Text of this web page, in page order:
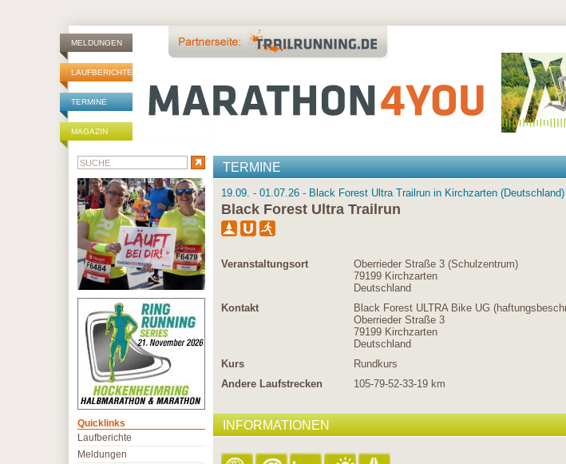
MELDUNGEN
LAUFBERICHTE
TERMINE
MAGAZIN
TERMINE
19.09. - 01.07.26 - Black Forest Ultra Trailrun in Kirchzarten (Deutschland)
Black Forest Ultra Trailrun
Veranstaltungsort
Oberrieder Straße 3 (Schulzentrum)
79199 Kirchzarten
Deutschland
Kontakt
Black Forest ULTRA Bike UG
Oberrieder Straße 3
79199 Kirchzarten
Deutschland
Kurs
Rundkurs
Andere Laufstrecken
105-79-52-33-19 km
INFORMATIONEN
Quicklinks
Laufberichte
Meldungen